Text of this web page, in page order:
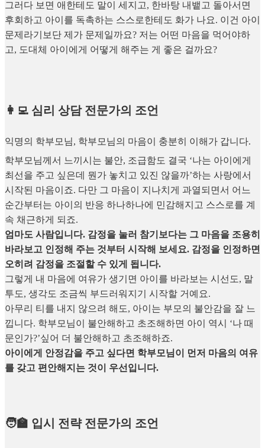
그러다 보면 애한테도 말이 세지고, 한바탕 내뱉고 돌아서면
후회하고 아이를 독촉하는 스스로한테도 화가 나요. 이건 아이
문제라기보단 제가 문제일까요? 저는 어떤 마음을 먹어야하
고, 도대체 아이에게 어떻게 해주는 게 좋은 걸까요?
👩‍💻 심리 상담 전문가의 조언
익명의 학부모님, 학부모님의 마음이 충분히 이해가 갑니다.
학부모님께서 느끼시는 불안, 조급함도 결국 ‘나는 아이에게
최선을 주고 싶은데 뭔가 놓치고 있진 않을까’하는 사랑에서
시작된 마음이죠. 다만 그 마음이 지나치게 과열되면서 어느
순간부터는 아이의 반응 하나하나에 민감해지고 스스로를 계
속 채근하게 되죠.
엄마도 사람입니다. 감정을 눌러 참기보다는 그 마음을 조용히
바라보고 인정해 주는 것부터 시작해 보세요. 감정을 인정하면
오히려 감정을 조절할 수 있게 됩니다.
그렇게 내 마음에 여유가 생기면 아이를 바라보는 시선도, 말
투도, 생각도 조금씩 부드러워지기 시작할 거예요.
아무리 티를 내지 않으려 해도, 아이는 부모의 불안감을 잘 느
낍니다. 학부모님이 불안해하고 초조해하면 아이 역시 ‘나 때
문인가?’싶어 더 불안해하고 초조해하죠.
아이에게 안정감을 주고 싶다면 학부모님이 먼저 마음의 여유
를 갖고 편안해지는 것이 우선입니다.
🧑‍🏫 입시 전략 전문가의 조언